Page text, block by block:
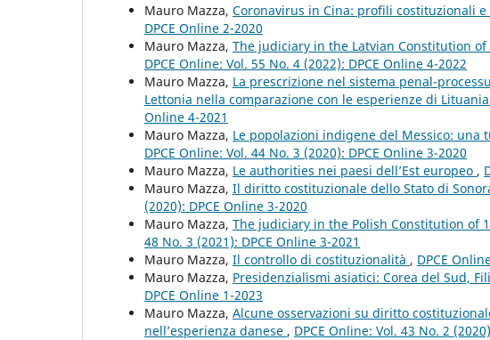
Mauro Mazza, Coronavirus in Cina: profili costituzionali
DPCE Online 2-2020
Mauro Mazza, The judiciary in the Latvian Constitution
DPCE Online: Vol. 55 No. 4 (2022): DPCE Online 4-2022
Mauro Mazza, La prescrizione nel sistema penal-
Lettonia nella comparazione con le esperienze di
Online 4-2021
Mauro Mazza, Le popolazioni indigene del Messico:
DPCE Online: Vol. 44 No. 3 (2020): DPCE Online 3-2020
Mauro Mazza, Le authorities nei paesi dell’Est europeo ,
Mauro Mazza, Il diritto costituzionale dello Stato di
(2020): DPCE Online 3-2020
Mauro Mazza, The judiciary in the Polish Constitution of
48 No. 3 (2021): DPCE Online 3-2021
Mauro Mazza, Il controllo di costituzionalità , DPCE
Mauro Mazza, Presidenzialismi asiatici: Corea del Sud,
DPCE Online 1-2023
Mauro Mazza, Alcune osservazioni su diritto
nell’esperienza danese , DPCE Online: Vol. 43 No. 2